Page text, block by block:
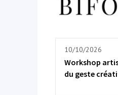
10/10/2026
Workshop
du geste